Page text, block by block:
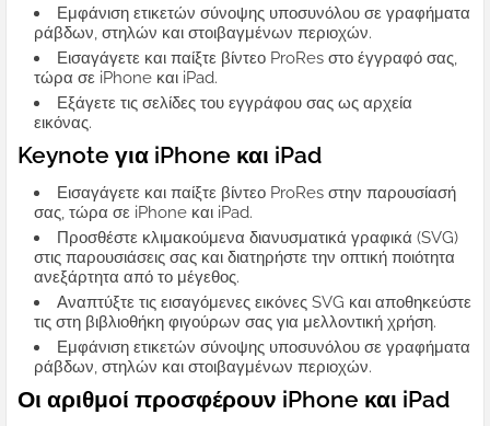
Εμφάνιση ετικετών σύνοψης υποσυνόλου σε γραφήματα
ράβδων, στηλών και στοιβαγμένων περιοχών.
Εισαγάγετε και παίξτε βίντεο ProRes στο έγγραφό σας,
τώρα σε iPhone και iPad.
Εξάγετε τις σελίδες του εγγράφου σας ως αρχεία
εικόνας.
Keynote για iPhone και iPad
Εισαγάγετε και παίξτε βίντεο ProRes στην παρουσίασή
σας, τώρα σε iPhone και iPad.
Προσθέστε κλιμακούμενα διανυσματικά γραφικά (SVG)
στις παρουσιάσεις σας και διατηρήστε την οπτική ποιότητα
ανεξάρτητα από το μέγεθος.
Αναπτύξτε τις εισαγόμενες εικόνες SVG και αποθηκεύστε
τις στη βιβλιοθήκη φιγούρων σας για μελλοντική χρήση.
Εμφάνιση ετικετών σύνοψης υποσυνόλου σε γραφήματα
ράβδων, στηλών και στοιβαγμένων περιοχών.
Οι αριθμοί προσφέρουν iPhone και iPad